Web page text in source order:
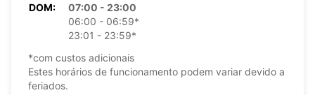
DOM:
07:00 - 23:00
06:00 - 06:59*
23:01 - 23:59*
*com custos adicionais
Estes horários de funcionamento podem variar devido a
feriados.